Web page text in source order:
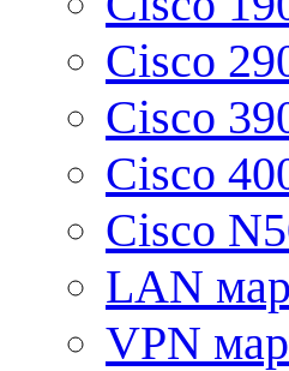
Cisco
Cisco
Cisco
Cisco
LAN
VPN